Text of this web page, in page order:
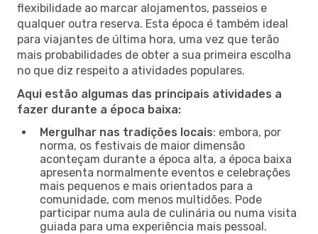
flexibilidade ao marcar alojamentos, passeios e
qualquer outra reserva. Esta época é também ideal
para viajantes de última hora, uma vez que terão
mais probabilidades de obter a sua primeira escolha
no que diz respeito a atividades populares.
Aqui estão algumas das principais atividades a
fazer durante a época baixa:
Mergulhar nas tradições locais: embora, por
norma, os festivais de maior dimensão
aconteçam durante a época alta, a época baixa
apresenta normalmente eventos e celebrações
mais pequenos e mais orientados para a
comunidade, com menos multidões. Pode
participar numa aula de culinária ou numa visita
guiada para uma experiência mais pessoal.